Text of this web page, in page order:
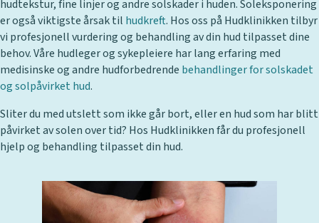
hudtekstur, fine linjer og andre solskader i huden. Soleksponering
er også viktigste årsak til hudkreft. Hos oss på Hudklinikken tilbyr
vi profesjonell vurdering og behandling av din hud tilpasset dine
behov. Våre hudleger og sykepleiere har lang erfaring med
medisinske og andre hudforbedrende behandlinger for solskadet
og solpåvirket hud.
Sliter du med utslett som ikke går bort, eller en hud som har blitt
påvirket av solen over tid? Hos Hudklinikken får du profesjonell
hjelp og behandling tilpasset din hud.